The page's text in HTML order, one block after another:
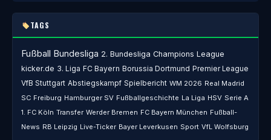
TAGS
Fußball Bundesliga 2. Bundesliga Champions League
kicker.de 3. Liga FC Bayern Borussia Dortmund Premier League
VfB Stuttgart Abstiegskampf Spielbericht WM 2026 Real Madrid
SC Freiburg Hamburger SV Fußballgeschichte La Liga HSV Serie A
1. FC Köln Transfer Werder Bremen FC Bayern München Fußball-
News RB Leipzig Live-Ticker Bayer Leverkusen Sport VfL Wolfsburg